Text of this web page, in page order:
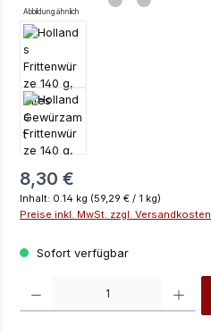
Abbildung ähnlich
Regulärer Preis:
8,30 €
Inhalt: 0.14 kg (59,29 € / 1 kg)
Preise inkl. MwSt. zzgl. Versandkosten
Sofort verfügbar